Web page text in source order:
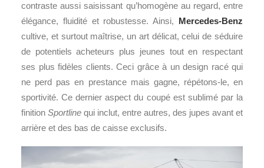
contraste aussi saisissant qu’homogène au regard, entre
élégance, fluidité et robustesse. Ainsi, Mercedes-Benz
cultive, et surtout maîtrise, un art délicat, celui de séduire
de potentiels acheteurs plus jeunes tout en respectant
ses plus fidèles clients. Ceci grâce à un design racé qui
ne perd pas en prestance mais gagne, répétons-le, en
sportivité. Ce dernier aspect du coupé est sublimé par la
finition Sportline qui inclut, entre autres, des jupes avant et
arrière et des bas de caisse exclusifs.